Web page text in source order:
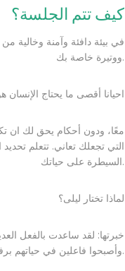
كيف تتم الجلسة؟
في بيئة دافئة وآمنة وخالية
ووتيرة خاصة بك.
احيانا أقصى ما يحتاج
معًا، ودون أحكام يحق لك ان
التي تجعلك تعاني. تتعلم
السيطرة على حياتك.
لماذا تختار ليلى؟
خبرتها: لقد ساعدت بالفعل
وأصبحوا فاعلين في حياتهم برفع مستوى الوعي بالذات.